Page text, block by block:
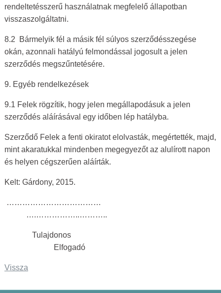
rendeltetésszerű használatnak megfelelő állapotban
visszaszolgáltatni.
8.2 Bármelyik fél a másik fél súlyos szerződésszegése
okán, azonnali hatályú felmondással jogosult a jelen
szerződés megszűntetésére.
9. Egyéb rendelkezések
9.1 Felek rögzítik, hogy jelen megállapodásuk a jelen
szerződés aláírásával egy időben lép hatályba.
Szerződő Felek a fenti okiratot elolvasták, megértették, majd,
mint akaratukkal mindenben megegyezőt az alulírott napon
és helyen cégszerűen aláírták.
Kelt: Gárdony, 2015.
………………………………
….……………..………..
Tulajdonos
Elfogadó
Vissza